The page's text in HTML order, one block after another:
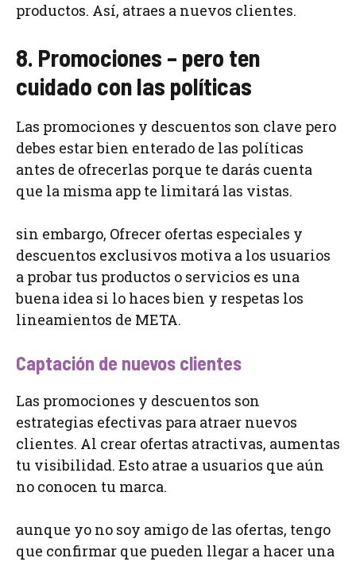
productos. Así, atraes a nuevos clientes.
8. Promociones – pero ten
cuidado con las políticas
Las promociones y descuentos son clave pero
debes estar bien enterado de las políticas
antes de ofrecerlas porque te darás cuenta
que la misma app te limitará las vistas.
sin embargo, Ofrecer ofertas especiales y
descuentos exclusivos motiva a los usuarios
a probar tus productos o servicios es una
buena idea si lo haces bien y respetas los
lineamientos de META.
Captación de nuevos clientes
Las promociones y descuentos son
estrategias efectivas para atraer nuevos
clientes. Al crear ofertas atractivas, aumentas
tu visibilidad. Esto atrae a usuarios que aún
no conocen tu marca.
aunque yo no soy amigo de las ofertas, tengo
que confirmar que pueden llegar a hacer una